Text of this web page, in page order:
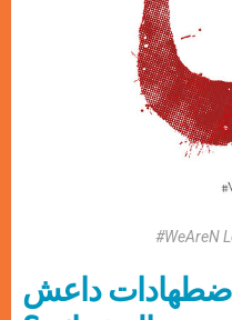
#WeAreN
اضطهادات داعش